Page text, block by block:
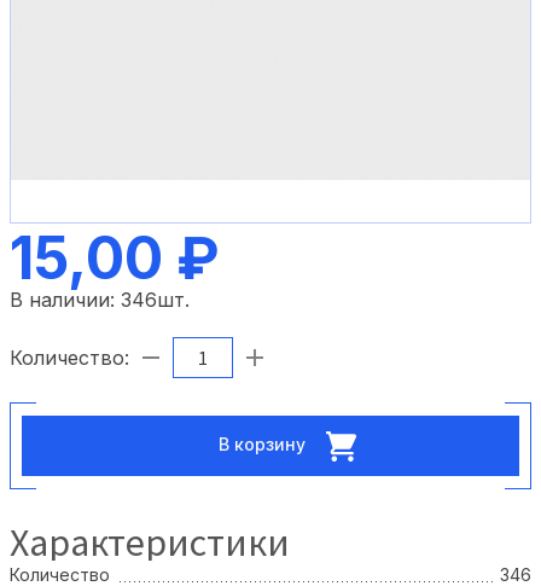
15,00 ₽
В наличии: 346шт.
Количество:
В корзину
Характеристики
Количество
346